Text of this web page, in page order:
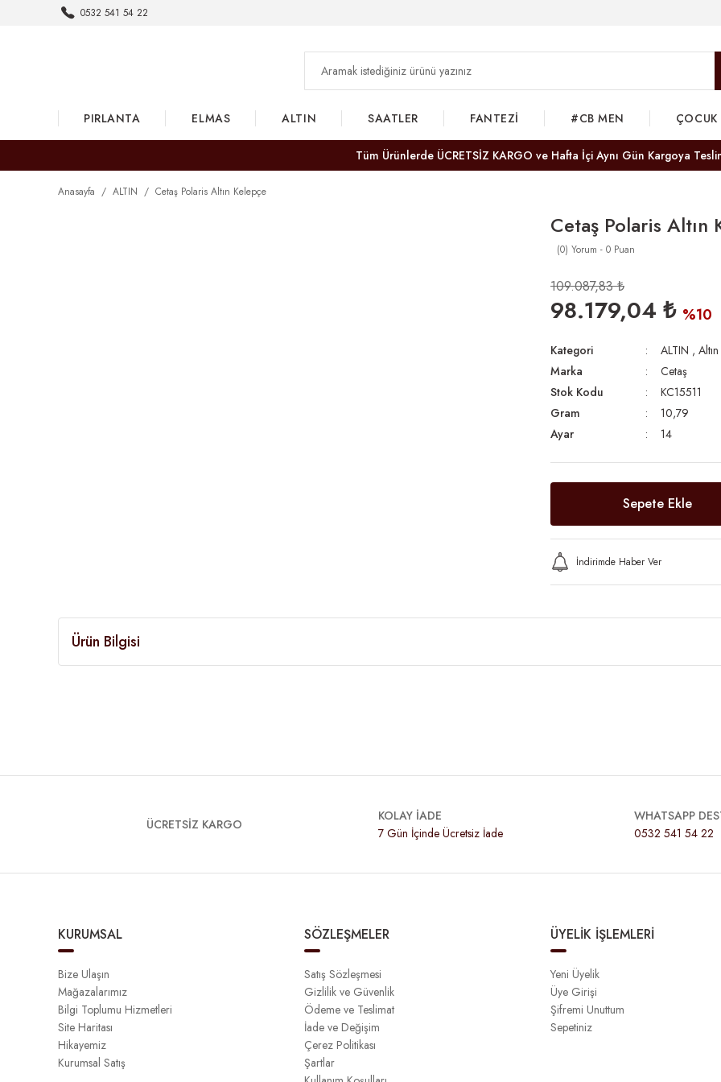
0532 541 54 22
PIRLANTA ELMAS ALTIN SAATLER FANTEZİ #CB MEN ÇOCUK
Tüm Ürünlerde ÜCRETSİZ KARGO ve Hafta İçi Aynı Gün Kargoya
Anasayfa ALTIN Cetaş Polaris Altın Kelepçe
Cetaş Polaris Altın
(0) Yorum - 0 Puan
109.087,83 ₺
98.179,04 ₺ %10
Kategori ALTIN ,
Marka
Cetaş
Stok Kodu
KC15511
Gram
10,79
Ayar
14
Sepete Ekle
İndirimde Haber Ver
Ürün Bilgisi
ÜCRETSİZ KARGO
KOLAY İADE
7 Gün İçinde Ücretsiz İade
WHATSAPP
0532 541 54 22
KURUMSAL
Bize Ulaşın
Mağazalarımız
Bilgi Toplumu Hizmetleri
Site Haritası
Hikayemiz
Kurumsal Satış
SÖZLEŞMELER
Satış Sözleşmesi
Gizlilik ve Güvenlik
Ödeme ve Teslimat
İade ve Değişim
Çerez Politikası
Şartlar
ÜYELİK İŞLEMLERİ
Yeni Üyelik
Üye Girişi
Şifremi Unuttum
Sepetiniz